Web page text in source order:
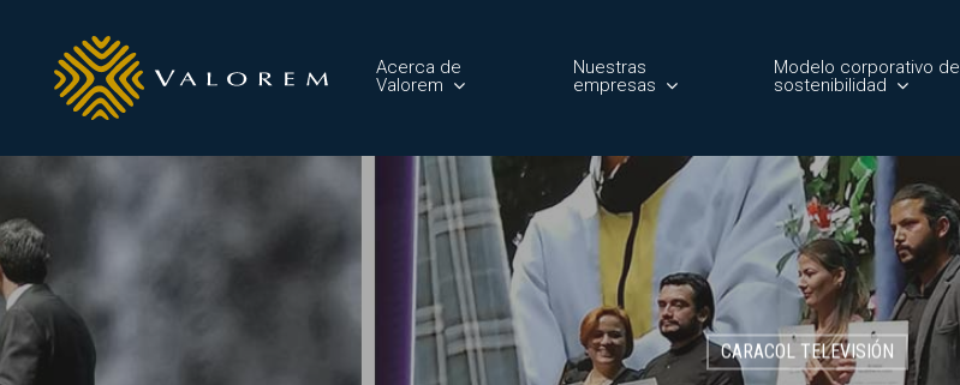
content
Acerca de
Valorem
Nuestras
empresas
Modelo corporativo de
sostenibilidad
CARACOL TELEVISIÓN